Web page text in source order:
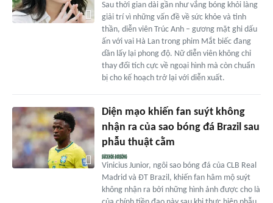
Sau thời gian dài gần như vắng bóng khỏi làng
giải trí vì những vấn đề về sức khỏe và tinh
thần, diễn viên Trúc Anh – gương mặt ghi dấu
ấn với vai Hà Lan trong phim Mắt biếc đang
dần lấy lại phong độ. Nữ diễn viên không chỉ
thay đổi tích cực về ngoại hình mà còn chuẩn
bị cho kế hoạch trở lại với diễn xuất.
Diện mạo khiến fan suýt không
nhận ra của sao bóng đá Brazil sau
phẫu thuật cằm
Vinicius Junior, ngôi sao bóng đá của CLB Real
Madrid và ĐT Brazil, khiến fan hâm mộ suýt
không nhận ra bởi những hình ảnh được cho là